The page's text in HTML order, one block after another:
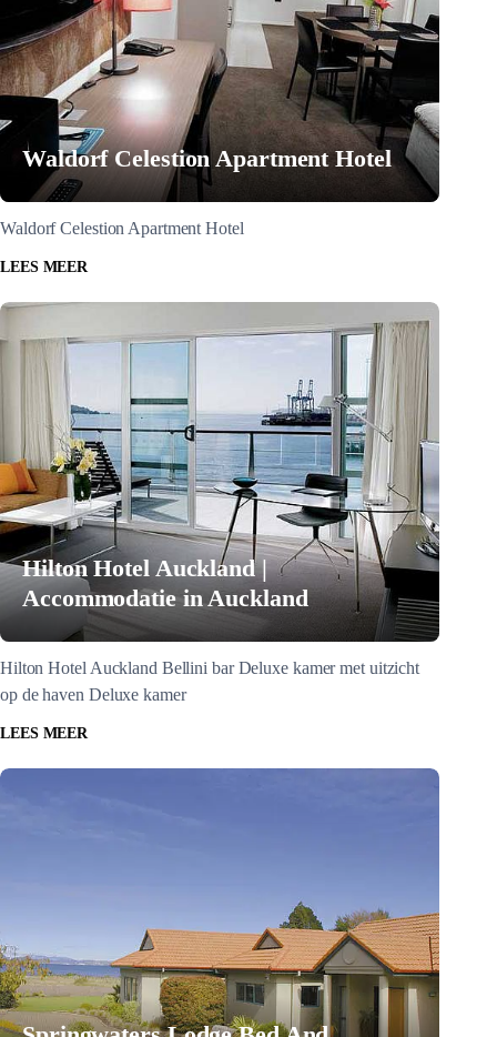
Waldorf Celestion Apartment Hotel
Waldorf Celestion Apartment Hotel
LEES MEER
Hilton Hotel Auckland |
Accommodatie in Auckland
Hilton Hotel Auckland Bellini bar Deluxe kamer met uitzicht
op de haven Deluxe kamer
LEES MEER